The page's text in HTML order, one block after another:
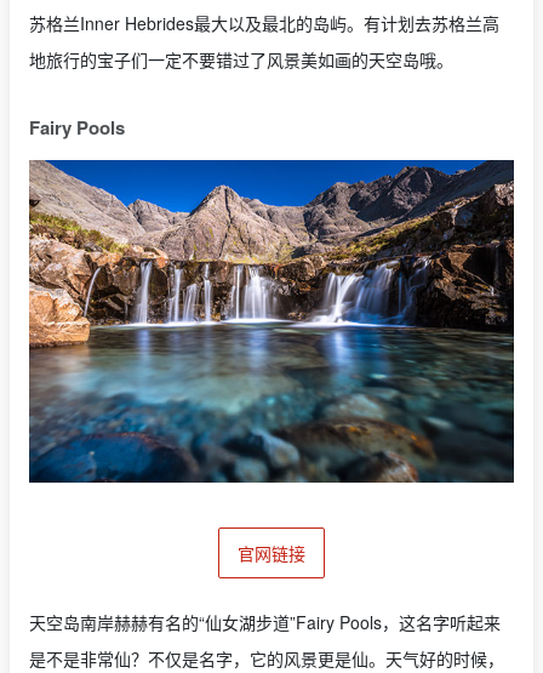
苏格兰Inner Hebrides最大以及最北的岛屿。有计划去苏格兰高
地旅行的宝子们一定不要错过了风景美如画的天空岛哦。
Fairy Pools
官网链接
天空岛南岸赫赫有名的“仙女湖步道”Fairy Pools，这名字听起来
是不是非常仙？不仅是名字，它的风景更是仙。天气好的时候，